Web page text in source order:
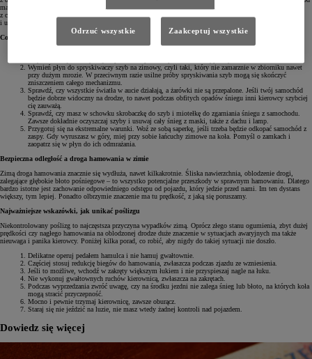
maskę i oceńmy, czy
wytrzyma kolejną zimę. Podczas mrozu poranne uruchamianie silnika
z częściowo rozładowaną baterią zazwyczaj kończy się podobnie – całkowitym jego rozładowaniem
i unieruchomieniu na parkingu.
Co jeszcze trzeba zrobić przed zimą?
Wymień płyn do spryskiwaczy szyb na zimowy, czyli taki, który nie zamarznie w zbiorniku nawet
przy dużym mrozie. W przeciwnym razie usilne próby spryskiwania szyb mogą się skończyć
zniszczeniem całego mechanizmu.
Sprawdź, czy wszystkie światła w aucie działają, a żarówki nie są przepalone. Jeśli twój samochód
będzie dobrze widoczny na drodze, to nawet podczas obfitych opadów śniegu inni kierowcy szybciej
cię zauważą.
Sprawdź, czy masz w schowku skrobaczkę do szyb i miotełkę do zgarniania śniegu z samochodu.
Zawsze dokładnie oczyszczaj szyby i usuwaj cały śnieg z maski, także z dachu i lamp.
Przygotuj się na ekstremalne warunki. Woź ze sobą saperkę, jeśli trzeba będzie odkopać samochód z
zaspy. Gdy wyruszasz w góry, miej przy sobie łańcuchy zimowe na koła. Pomyśl o zamkach i
zaopatrz się w płyn do ich odmrażania.
Bezpieczna odległość a droga hamowania w zimie
Zimą droga hamowania znacznie się wydłuża, nawet kilkakrotnie. Śliska nawierzchnia, oblodzenie drogi,
zalegające głębokie błoto pośniegowe – to wszystko potencjalne przeszkody w sprawnym hamowaniu. Dlatego
bardzo istotne jest zachowanie odpowiedniego odstępu od pojazdu, który jedzie przed nami. Im ten dystans
większy, tym lepiej. Ponadto olbrzymie znaczenie ma tu prędkość, z jaką się poruszamy.
Najważniejsze wskazówki, jak unikać poślizgu
Niekontrolowany poślizg to najczęstsza przyczyna wypadków zimą. Oprócz złego stanu ogumienia, zbyt dużej
prędkości czy nagłego hamowania na oblodzonej drodze duże znaczenie w sytuacjach awaryjnych ma także
nieuwaga i panika kierowcy. Poniżej kilka porad, co robić, aby nigdy do takiej sytuacji nie doszło.
Delikatne operuj pedałem hamulca i nie hamuj gwałtownie.
Częściej stosuj redukcję biegów do hamowania, zwłaszcza podczas zjazdu ze wzniesienia.
Jeśli to możliwe, wchodź w zakręty większym łukiem i nie przyspieszaj nagle na łuku.
Nie wykonuj gwałtownych ruchów kierownicą, zwłaszcza na zakrętach.
Podczas wyprzedzania zwróć uwagę, czy na środku jezdni nie zalega śnieg lub błoto, na których koła
mogą stracić przyczepność.
Mocno i pewnie trzymaj kierownicę, zawsze oburącz.
Staraj się nie jeździć na luzie, nie masz wtedy żadnej kontroli nad pojazdem.
Dowiedz się więcej
Odrzuć wszystkie Zaakceptuj wszystkie